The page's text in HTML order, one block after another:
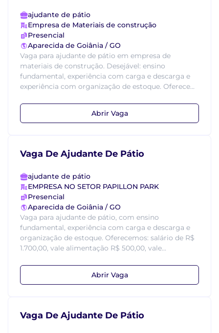
ajudante de pátio
Empresa de Materiais de construção
Presencial
Aparecida de Goiânia / GO
Vaga para ajudante de pátio em empresa de
materiais de construção. Desejável: ensino
fundamental, experiência com carga e descarga e
experiência com organização de estoque. Oferece...
Abrir Vaga
Vaga De Ajudante De Pátio
ajudante de pátio
EMPRESA NO SETOR PAPILLON PARK
Presencial
Aparecida de Goiânia / GO
Vaga para ajudante de pátio, com ensino
fundamental, experiência com carga e descarga e
organização de estoque. Oferecemos: salário de R$
1.700,00, vale alimentação R$ 500,00, vale...
Abrir Vaga
Vaga De Ajudante De Pátio